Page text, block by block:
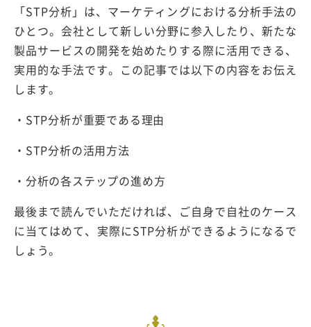
「STP分析」は、マーケティングにおける分析手法の
ひとつ。会社として新しい分野に参入したり、新たな
製品サービスの開発を始めたりする際に活用できる、
実用的な手法です。この記事では以下の内容をお伝え
します。
・STP分析が重要である理由
・STP分析の活用方法
・分析の各ステップの進め方
最後まで読んでいただければ、ご自身で自社のケース
に当てはめて、実際にSTP分析ができるようになるで
しょう。